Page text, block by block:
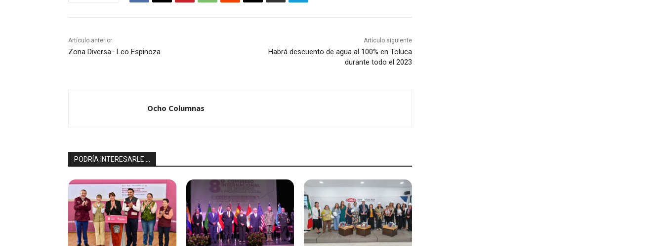
Artículo anterior
Zona Diversa · Leo Espinoza
Artículo siguiente
Habrá descuento de agua al 100% en Toluca
durante todo el 2023
Ocho Columnas
PODRÍA INTERESARLE ...